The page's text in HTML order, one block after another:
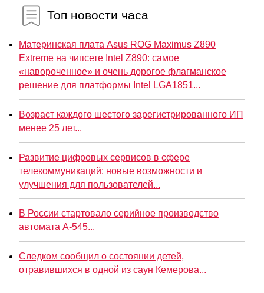
Топ новости часа
Материнская плата Asus ROG Maximus Z890
Extreme на чипсете Intel Z890: самое
«навороченное» и очень дорогое флагманское
решение для платформы Intel LGA1851...
Возраст каждого шестого зарегистрированного ИП
менее 25 лет...
Развитие цифровых сервисов в сфере
телекоммуникаций: новые возможности и
улучшения для пользователей...
В России стартовало серийное производство
автомата А-545...
Следком сообщил о состоянии детей,
отравившихся в одной из саун Кемерова...